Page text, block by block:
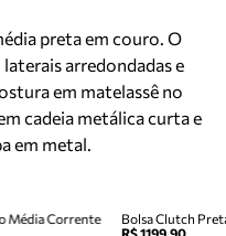
preta em couro. O
arredondadas e
em matelassê no
cadeia metálica curta e
em metal.
Média Corrente
Bolsa Clutch
R$ 1199,90